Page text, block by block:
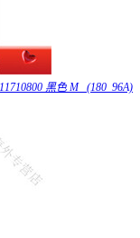
黑色 M _(180_96A)